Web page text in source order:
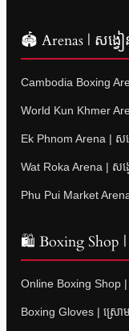
🏟 Arenas | សង្វៀ
Cambodia Boxing
World Kun Khmer
Ek Phnom Arena | សង្
Wat Roka Arena | សង្វ
Phu Pui Market
🛍 Boxing Shop |
Online Boxing Shop
Boxing Gloves | ស្រោ